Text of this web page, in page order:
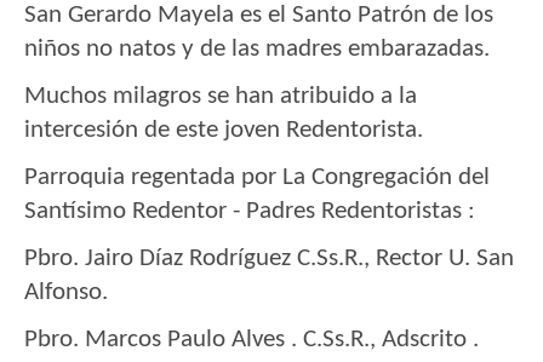
San Gerardo Mayela es el Santo Patrón de los
niños no natos y de las madres embarazadas.
Muchos milagros se han atribuido a la
intercesión de este joven Redentorista.
Parroquia regentada por La Congregación del
Santísimo Redentor - Padres Redentoristas :
Pbro. Jairo Díaz Rodríguez C.Ss.R., Rector U. San
Alfonso.
Pbro. Marcos Paulo Alves . C.Ss.R., Adscrito .